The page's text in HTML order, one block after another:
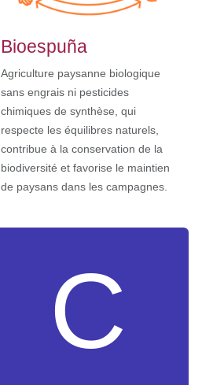
Bioespuña
Agriculture paysanne biologique
sans engrais ni pesticides
chimiques de synthèse, qui
respecte les équilibres naturels,
contribue à la conservation de la
biodiversité et favorise le maintien
de paysans dans les campagnes.